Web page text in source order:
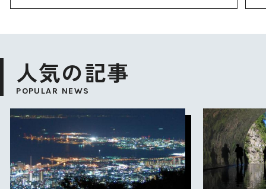
人気の記事
POPULAR NEWS